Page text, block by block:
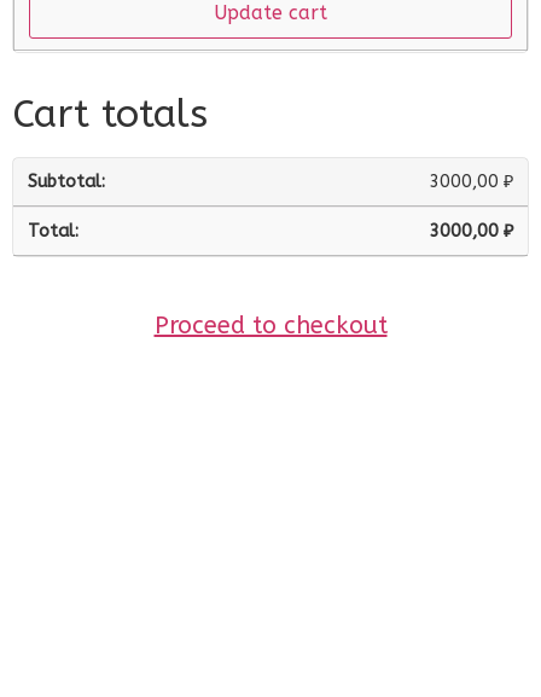
Update cart
Cart totals
3000,00 ₽
3000,00 ₽
Proceed to checkout